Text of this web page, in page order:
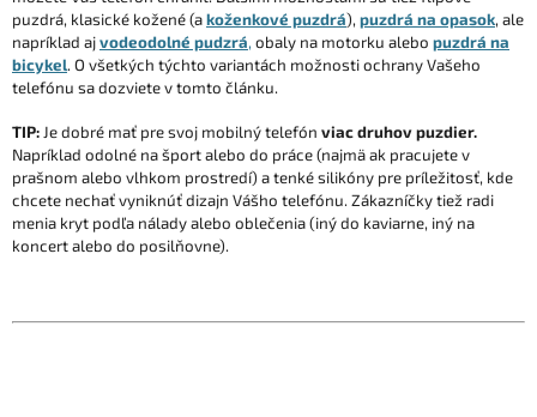
puzdrá, klasické kožené (akoženkové puzdrá), puzdrá na opasok, ale
napríklad ajvodeodolné pudzrá, obaly na motorku alebo puzdrá na
bicykel. O všetkých týchto variantách možnosti ochrany Vašeho
telefónu sa dozviete v tomto článku.
TIP: Je dobré mať pre svoj mobilný telefón viac druhov puzdier.
Napríklad odolné na šport alebo do práce (najmä ak pracujete v
prašnom alebo vlhkom prostredí) a tenké silikóny pre príležitosť, kde
chcete nechať vyniknúť dizajn Vášho telefónu. Zákazníčky tiež radi
menia kryt podľa nálady alebo oblečenia (iný do kaviarne, iný na
koncert alebo do posilňovne).